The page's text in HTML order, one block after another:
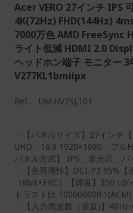
Acer VERO 27インチ IPS
4K(72Hz) FHD(144Hz)
7000万色 AMD FreeSync
ライト低減 HDMI 2.0
ヘッドホン端子 モニター
V277KL1bmiipx
Ref. UM.HV7SJ.101
・【パネルサイズ】27インチ
UHD、16:9 1920×1080、フル
パネル方式】 IPS、非光沢、バ
・【色再現性】DCI-P3 95%
（8bit+FRC）【輝度】350
トラスト比
・【入力周波数（垂直)】